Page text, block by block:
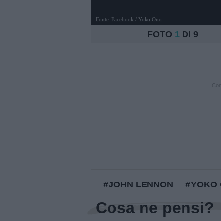
Fonte: Facebook / Yoko Ono
FOTO 1 DI 9
JOHN LENNON YOKO
Cosa ne pensi?